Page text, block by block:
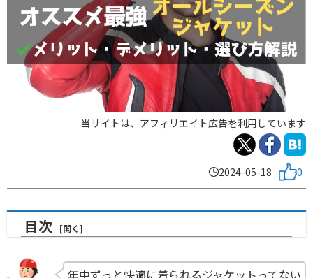
当サイトは、アフィリエイト広告を利用しています
2024-05-18 0
目次
年中ずっと快適に着られるジャケットってない